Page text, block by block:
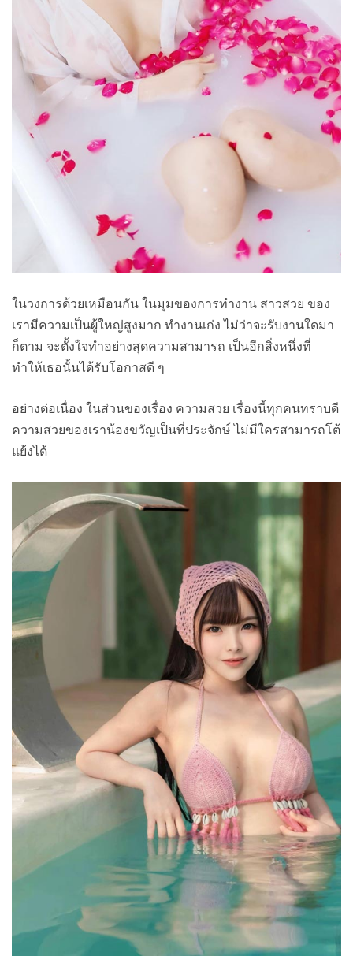
ในวงการด้วยเหมือนกัน ในมุมของการทำงาน สาวสวย ของ
เรามีความเป็นผู้ใหญ่สูงมาก ทำงานเก่ง ไม่ว่าจะรับงานใดมา
ก็ตาม จะตั้งใจทำอย่างสุดความสามารถ เป็นอีกสิ่งหนึ่งที่
ทำให้เธอนั้นได้รับโอกาสดี ๆ
อย่างต่อเนื่อง ในส่วนของเรื่อง ความสวย เรื่องนี้ทุกคนทราบดี
ความสวยของเราน้องขวัญเป็นที่ประจักษ์ ไม่มีใครสามารถโต้
แย้งได้